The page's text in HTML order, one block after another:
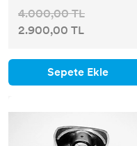
4.000,00 TL
2.900,00 TL
Sepete Ekle